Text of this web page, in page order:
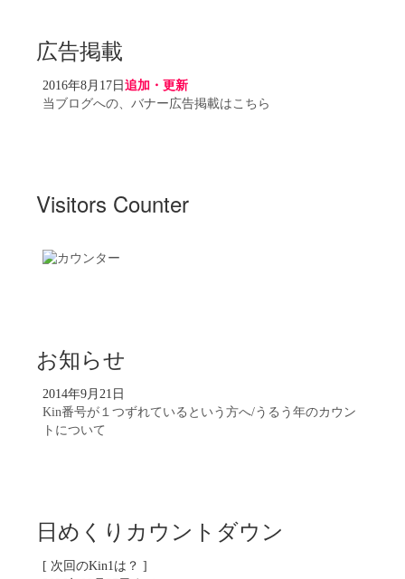
広告掲載
2016年8月17日 追加・更新
当ブログへの、バナー広告掲載はこちら
Visitors Counter
お知らせ
2014年9月21日
Kin番号が１つずれているという方へ/うるう年のカウン
トについて
日めくりカウントダウン
[ 次回のKin1は？ ]